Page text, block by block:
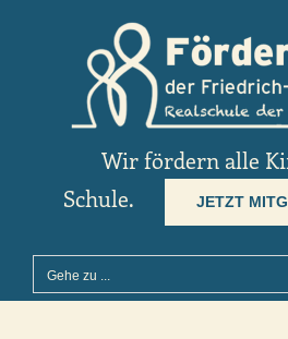
Wir fördern alle
Schule.
JETZT
Gehe zu ...